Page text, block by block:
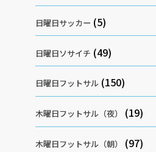
日曜日サッカー (5)
日曜日ソサイチ (49)
日曜日フットサル (150)
木曜日フットサル（夜） (19)
木曜日フットサル（朝） (97)